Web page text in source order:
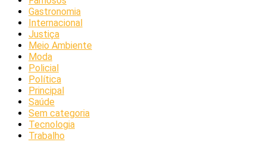
Gastronomia
Internacional
Justiça
Meio Ambiente
Moda
Policial
Política
Principal
Saúde
Sem categoria
Tecnologia
Trabalho